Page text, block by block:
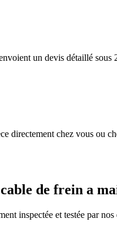
un devis détaillé
directement chez vous ou
de frein a
inspectée et testée par